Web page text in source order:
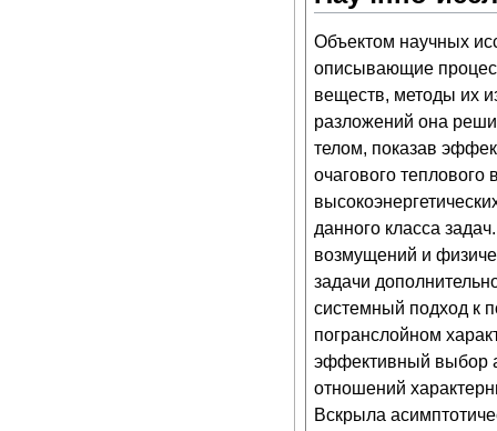
Объектом научных
описывающие
веществ, методы их
разложений она
телом, показав
очагового
данного класса
возмущений и
задачи
системный подход к
погранслойном
эффективный выбор
отношений
Вскрыла